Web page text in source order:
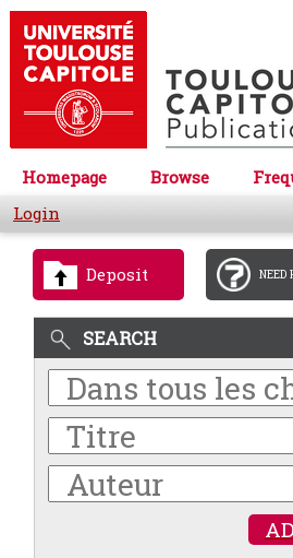
Homepage Browse
Login
Deposit NEED
SEARCH